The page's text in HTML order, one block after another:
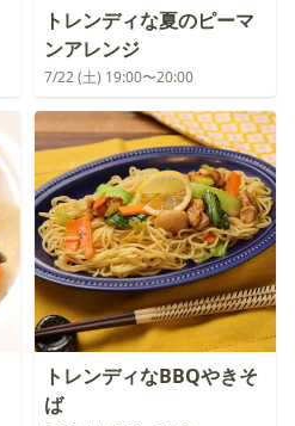
トレンディな夏のピーマ
ンアレンジ
7/22 (土) 19:00〜20:00
トレンディなBBQやきそ
ば